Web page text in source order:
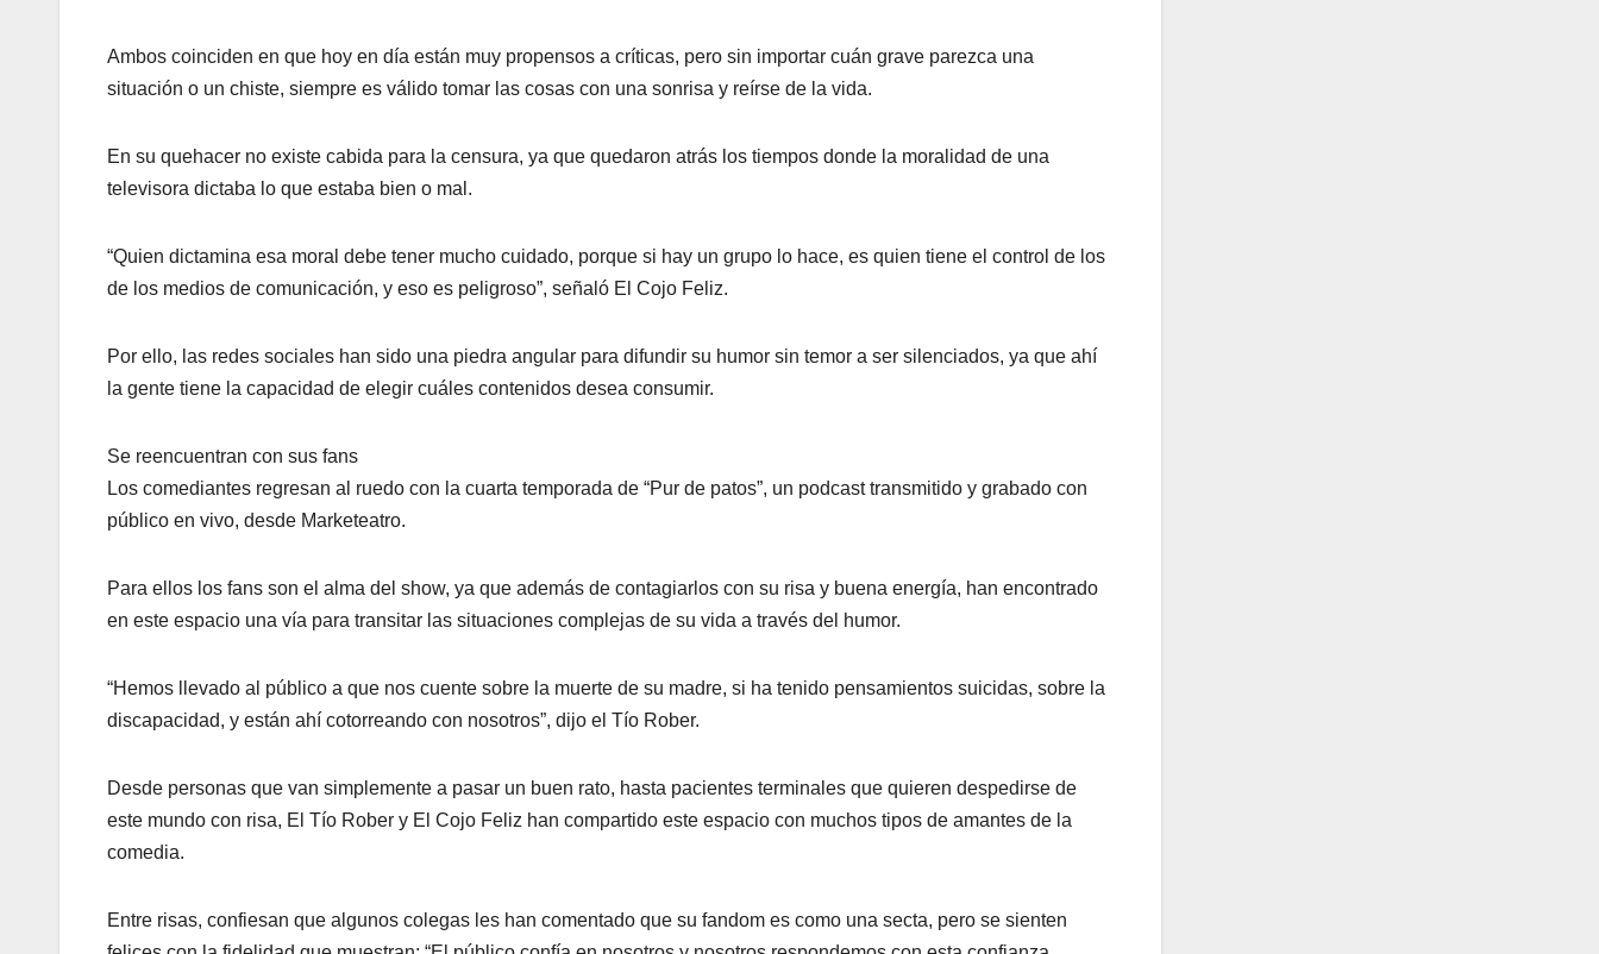
Ambos coinciden en que hoy en día están muy propensos a críticas, pero sin importar cuán grave parezca una
situación o un chiste, siempre es válido tomar las cosas con una sonrisa y reírse de la vida.
En su quehacer no existe cabida para la censura, ya que quedaron atrás los tiempos donde la moralidad de una
televisora dictaba lo que estaba bien o mal.
“Quien dictamina esa moral debe tener mucho cuidado, porque si hay un grupo lo hace, es quien tiene el control de los
de los medios de comunicación, y eso es peligroso”, señaló El Cojo Feliz.
Por ello, las redes sociales han sido una piedra angular para difundir su humor sin temor a ser silenciados, ya que ahí
la gente tiene la capacidad de elegir cuáles contenidos desea consumir.
Se reencuentran con sus fans
Los comediantes regresan al ruedo con la cuarta temporada de “Pur de patos”, un podcast transmitido y grabado con
público en vivo, desde Marketeatro.
Para ellos los fans son el alma del show, ya que además de contagiarlos con su risa y buena energía, han encontrado
en este espacio una vía para transitar las situaciones complejas de su vida a través del humor.
“Hemos llevado al público a que nos cuente sobre la muerte de su madre, si ha tenido pensamientos suicidas, sobre la
discapacidad, y están ahí cotorreando con nosotros”, dijo el Tío Rober.
Desde personas que van simplemente a pasar un buen rato, hasta pacientes terminales que quieren despedirse de
este mundo con risa, El Tío Rober y El Cojo Feliz han compartido este espacio con muchos tipos de amantes de la
comedia.
Entre risas, confiesan que algunos colegas les han comentado que su fandom es como una secta, pero se sienten